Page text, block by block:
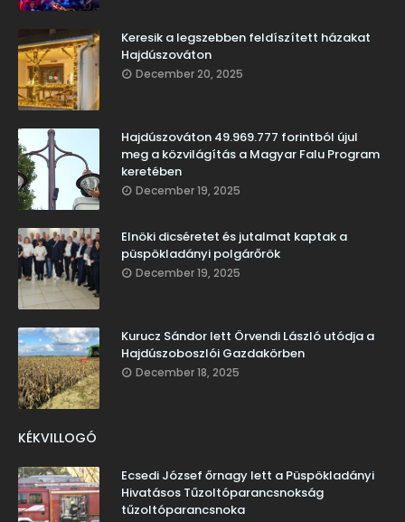
Keresik a legszebben feldíszített házakat
Hajdúszováton
December 20, 2025
Hajdúszováton 49.969.777 forintból újul
meg a közvilágítás a Magyar Falu Program
keretében
December 19, 2025
Elnöki dicséretet és jutalmat kaptak a
püspökladányi polgárőrök
December 19, 2025
Kurucz Sándor lett Örvendi László utódja a
Hajdúszoboszlói Gazdakörben
December 18, 2025
KÉKVILLOGÓ
Ecsedi József őrnagy lett a Püspökladányi
Hivatásos Tűzoltóparancsnokság
tűzoltóparancsnoka